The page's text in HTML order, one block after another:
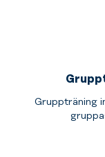
Gruppträning